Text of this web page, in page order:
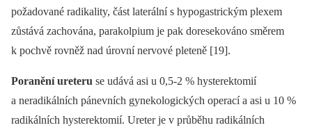
požadované radikality, část laterální s hypogastrickým plexem
zůstává zachována, parakolpium je pak doresekováno směrem
k pochvě rovněž nad úrovní nervové pleteně [19].
Poranění ureteru se udává asi u 0,5-2 % hysterektomií
a neradikálních pánevních gynekologických operací a asi u 10 %
radikálních hysterektomií. Ureter je v průběhu radikálních